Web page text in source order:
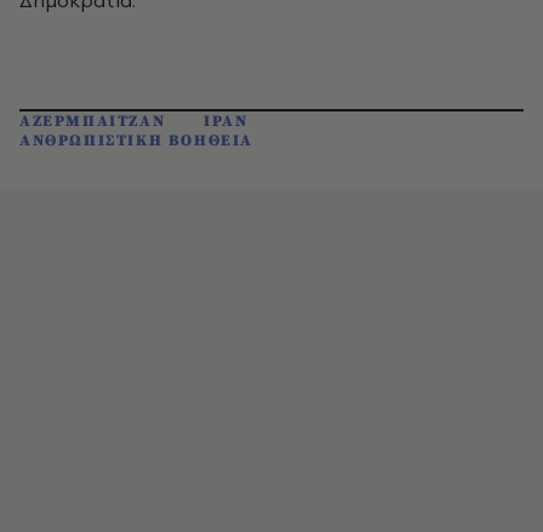
ΑΖΕΡΜΠΑΙΤΖΑΝ
ΙΡΑΝ
ΑΝΘΡΩΠΙΣΤΙΚΗ ΒΟΗΘΕΙΑ